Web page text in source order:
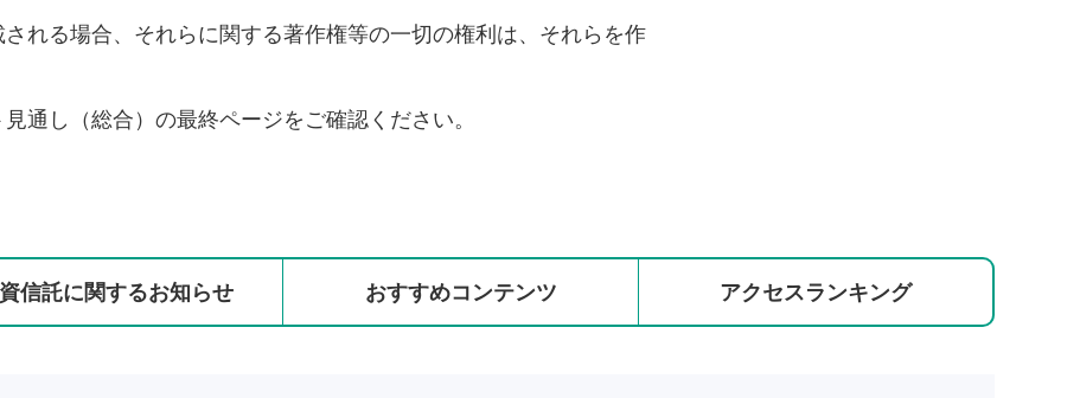
れる場合、それらに関する著作権等の一切の権利は、それらを作
通し（総合）の最終ページをご確認ください。
信託に関するお知らせ おすすめコンテンツ アクセスランキング